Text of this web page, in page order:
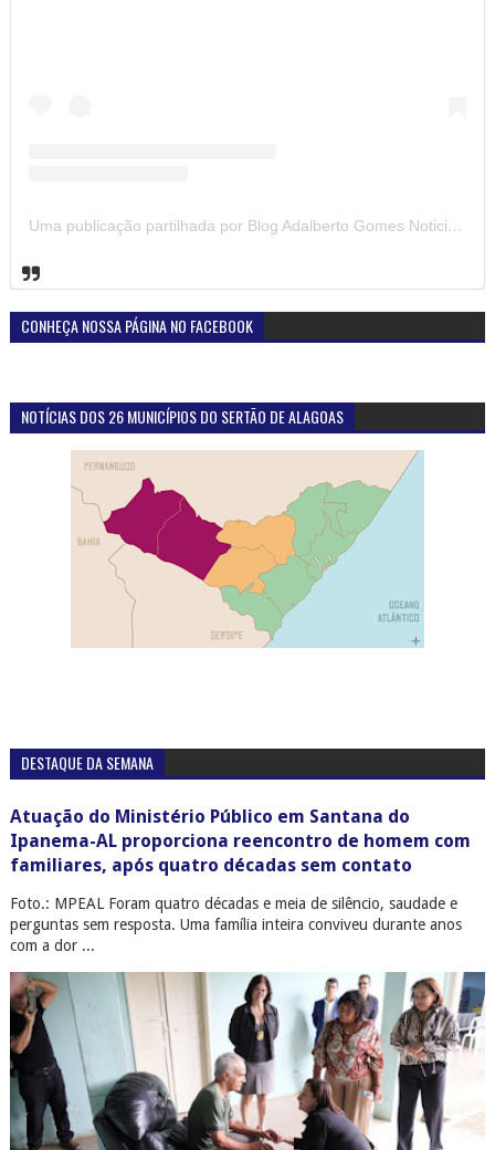
Uma publicação partilhada por Blog Adalberto Gomes Noticias (@blogadalbertogomesnoticiass)
CONHEÇA NOSSA PÁGINA NO FACEBOOK
NOTÍCIAS DOS 26 MUNICÍPIOS DO SERTÃO DE ALAGOAS
DESTAQUE DA SEMANA
Atuação do Ministério Público em Santana do
Ipanema-AL proporciona reencontro de homem com
familiares, após quatro décadas sem contato
Foto.: MPEAL Foram quatro décadas e meia de silêncio, saudade e
perguntas sem resposta. Uma família inteira conviveu durante anos
com a dor ...